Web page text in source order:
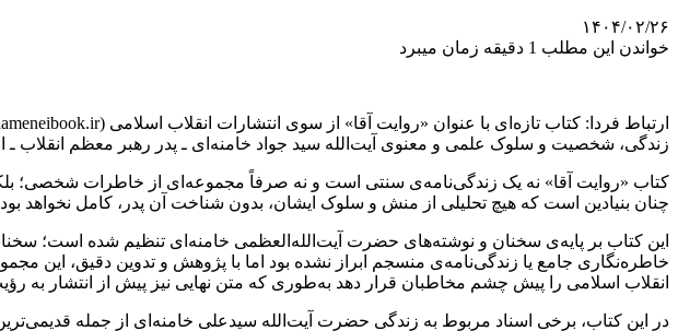
۱۴۰۴/۰۲/۲۶
خواندن این مطلب 1 دقیقه زمان میبرد
زندگی، شخصیت و سلوک علمی و معنوی آیت‌الله سید جواد خامنه‌ای ـ پدر رهبر معظم انقلاب ـ
کتاب «روایت آقا» نه یک زندگی‌نامه‌ی سنتی است و نه صرفاً مجموعه‌ای از خاطرات شخصی؛
چنان بنیادین است که هیچ تحلیلی از منش و سلوک ایشان، بدون شناخت آن پدر، کامل نخواهد
این کتاب بر پایه‌ی سخنان و نوشته‌های حضرت آیت‌الله‌العظمی خامنه‌ای تنظیم شده است؛
خاطره‌نگاری جامع یا زندگی‌نامه‌ی منسجم ابراز نشده بود اما با پژوهش و تدوین دقیق، این
انقلاب اسلامی را پیش چشم مخاطبان قرار دهد به‌طوری که متن نهایی نیز پیش از انتشار به
در این کتاب، برخی اسناد مربوط به زندگی حضرت آیت‌الله سیدعلی خامنه‌ای از جمله قدیمی‌ترین عکس ایشان که مربوط به آبان ۱۳۱۹ و سن